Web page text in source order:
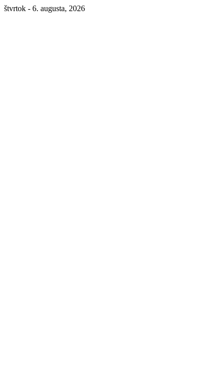
štvrtok - 6. augusta, 2026